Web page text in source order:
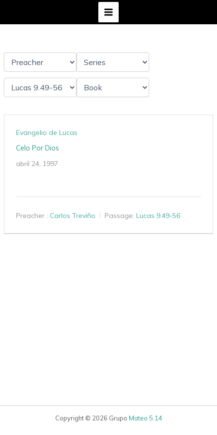
Evangelio de Lucas
Celo Por Dios
abril 24, 1997
Preacher : Carlos Treviño Passage: Lucas 9.49-56
Copyright © 2026 Grupo Mateo 5:14